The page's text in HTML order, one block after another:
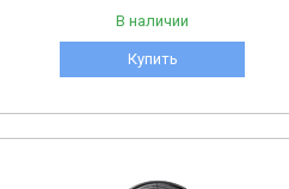
В наличии
Купить